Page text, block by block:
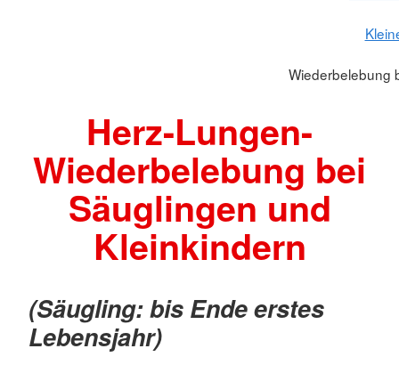
Wiederbelebung
Herz-Lungen-
Wiederbelebung bei
Säuglingen und
Kleinkindern
(Säugling: bis Ende erstes
Lebensjahr)